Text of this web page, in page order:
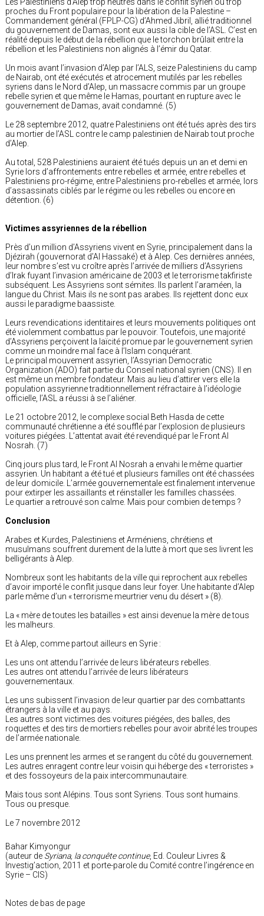
proches du Front populaire pour la libération de la Palestine –
Commandement général (FPLP-CG) d’Ahmed Jibril, allié traditionnel
du gouvernement de Damas, sont eux aussi la cible de l’ASL. C’est en
réalité depuis le début de la rébellion que le torchon brûlait entre la
rébellion et les Palestiniens non alignés à l’émir du Qatar.
Un mois avant l’invasion d’Alep par l’ALS, seize Palestiniens du camp
de Nairab, ont été exécutés et atrocement mutilés par les rebelles
syriens dans le Nord d’Alep, un massacre commis par un groupe
rebelle syrien et que même le Hamas, pourtant en rupture avec le
gouvernement de Damas, avait condamné. (5)
Le 28 septembre 2012, quatre Palestiniens ont été tués après des tirs
au mortier de l’ASL contre le camp palestinien de Nairab tout proche
d’Alep.
Au total, 528 Palestiniens auraient été tués depuis un an et demi en
Syrie lors d’affrontements entre rebelles et armée, entre rebelles et
Palestiniens pro-régime, entre Palestiniens pro-rebelles et armée, lors
d’assassinats ciblés par le régime ou les rebelles ou encore en
détention. (6)
Victimes assyriennes de la rébellion
Près d’un million d’Assyriens vivent en Syrie, principalement dans la
Djézirah (gouvernorat d’Al Hassaké) et à Alep. Ces dernières années,
leur nombre s’est vu croître après l’arrivée de milliers d’Assyriens
d’Irak fuyant l’invasion américaine de 2003 et le terrorisme takfiriste
subséquent. Les Assyriens sont sémites. Ils parlent l’araméen, la
langue du Christ. Mais ils ne sont pas arabes. Ils rejettent donc eux
aussi le paradigme baassiste.
Leurs revendications identitaires et leurs mouvements politiques ont
été violemment combattus par le pouvoir. Toutefois, une majorité
d’Assyriens perçoivent la laïcité promue par le gouvernement syrien
comme un moindre mal face à l’Islam conquérant.
Le principal mouvement assyrien, l’Assyrian Democratic
Organization (ADO) fait partie du Conseil national syrien (CNS). Il en
est même un membre fondateur. Mais au lieu d’attirer vers elle la
population assyrienne traditionnellement réfractaire à l’idéologie
officielle, l’ASL a réussi à se l’aliéner.
Le 21 octobre 2012, le complexe social Beth Hasda de cette
communauté chrétienne a été soufflé par l’explosion de plusieurs
voitures piégées. L’attentat avait été revendiqué par le Front Al
Nosrah. (7)
Cinq jours plus tard, le Front Al Nosrah a envahi le même quartier
assyrien. Un habitant a été tué et plusieurs familles ont été chassées
de leur domicile. L’armée gouvernementale est finalement intervenue
pour extirper les assaillants et réinstaller les familles chassées.
Le quartier a retrouvé son calme. Mais pour combien de temps ?
Conclusion
Arabes et Kurdes, Palestiniens et Arméniens, chrétiens et
musulmans souffrent durement de la lutte à mort que ses livrent les
belligérants à Alep.
Nombreux sont les habitants de la ville qui reprochent aux rebelles
d’avoir importé le conflit jusque dans leur foyer. Une habitante d’Alep
parle même d’un « terrorisme meurtrier venu du désert » (8).
La « mère de toutes les batailles » est ainsi devenue la mère de tous
les malheurs.
Et à Alep, comme partout ailleurs en Syrie :
Les uns ont attendu l’arrivée de leurs libérateurs rebelles.
Les autres ont attendu l’arrivée de leurs libérateurs
gouvernementaux.
Les uns subissent l’invasion de leur quartier par des combattants
étrangers à la ville et au pays.
Les autres sont victimes des voitures piégées, des balles, des
roquettes et des tirs de mortiers rebelles pour avoir abrité les troupes
de l’armée nationale.
Les uns prennent les armes et se rangent du côté du gouvernement.
Les autres enragent contre leur voisin qui héberge des « terroristes »
et des fossoyeurs de la paix intercommunautaire.
Mais tous sont Alépins. Tous sont Syriens. Tous sont humains.
Tous ou presque.
Le 7 novembre 2012
Bahar Kimyongur
(auteur de Syriana, la conquête continue, Ed. Couleur Livres &
Investig’action, 2011 et porte-parole du Comité contre l’ingérence en
Syrie – CIS)
Notes de bas de page